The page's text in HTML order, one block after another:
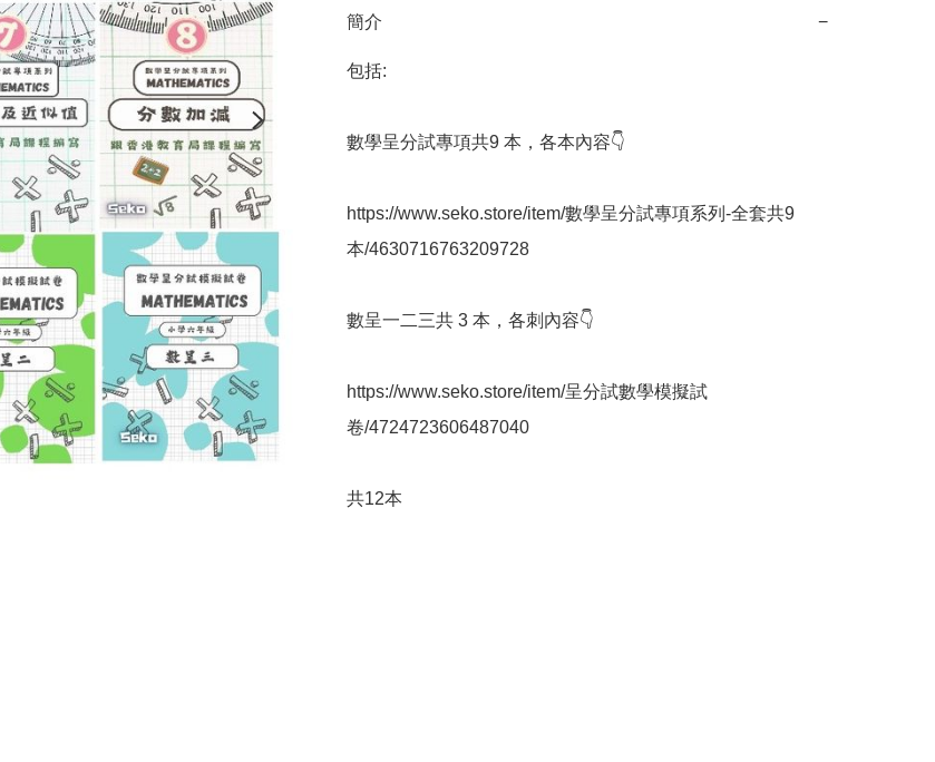
簡介 −
包括:
數學呈分試專項共9 本，各本內容👇
https://www.seko.store/item/數學呈分試專項系列-全套共9
本/4630716763209728
數呈一二三共 3 本，各刺內容👇
https://www.seko.store/item/呈分試數學模擬試
卷/4724723606487040
共12本